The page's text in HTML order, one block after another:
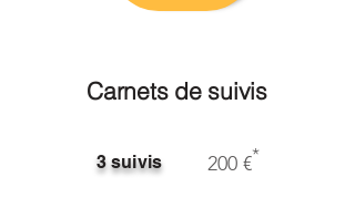
Carnets de suivis
3 suivis 200 €*